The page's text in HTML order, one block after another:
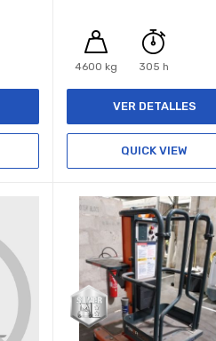
4600 kg 305 h
VER DETALLES
QUICK VIEW